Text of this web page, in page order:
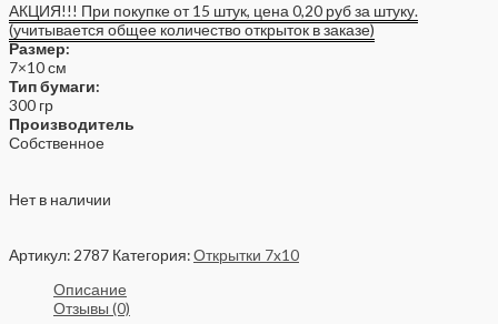
АКЦИЯ!!! При покупке от 15 штук, цена 0,20 руб за штуку.
(учитывается общее количество открыток в заказе)
Размер:
7×10 см
Тип бумаги:
300 гр
Производитель
Собственное
Нет в наличии
Артикул: 2787 Категория:Открытки 7x10
Описание
Отзывы (0)